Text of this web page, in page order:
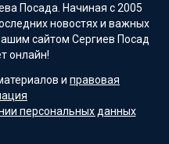
Посада. Начиная с 2005
новостях и важных
сайтом Сергиев Посад
онлайн!
и правовая
персональных данных